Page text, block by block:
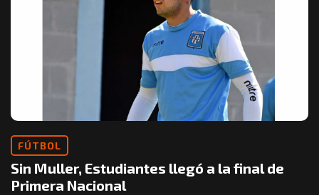
FÚTBOL
Sin Muller, Estudiantes llegó a la final de
Primera Nacional